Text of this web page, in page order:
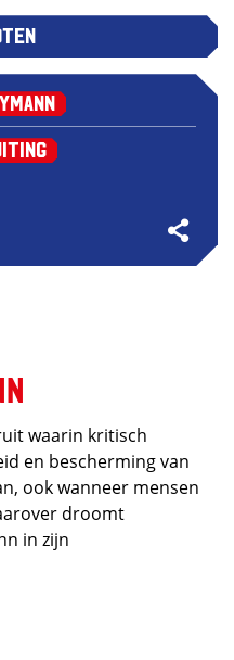
waarin kritisch
en bescherming van
ook wanneer mensen
droomt
in zijn